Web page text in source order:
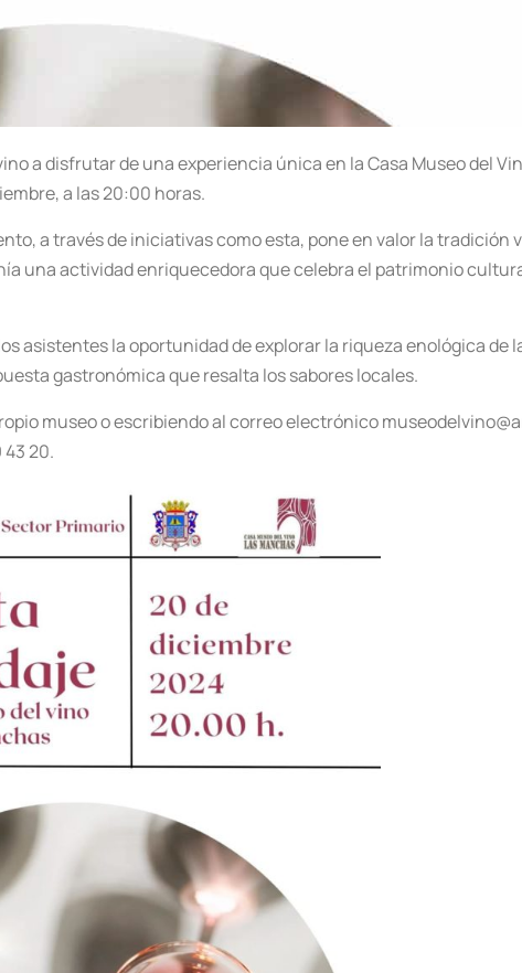
a disfrutar de una experiencia única en la Casa Museo del
a las 20:00 horas.
a través de iniciativas como esta, pone en valor la tradición
una actividad enriquecedora que celebra el patrimonio
asistentes la oportunidad de explorar la riqueza enológica de
gastronómica que resalta los sabores locales.
museo o escribiendo al correo electrónico
20.